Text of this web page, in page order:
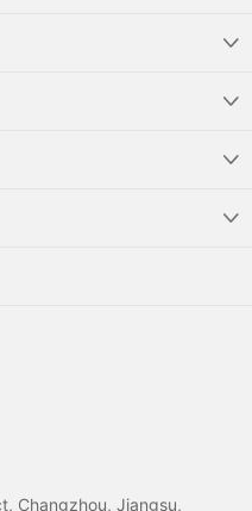




Changzhou, Jiangsu,